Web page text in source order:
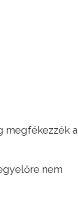
megfékezzék a
nem